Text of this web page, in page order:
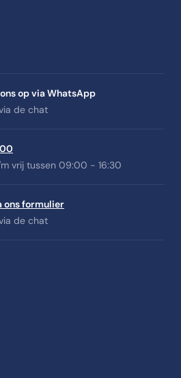
op via WhatsApp
de chat
vrij tussen 09:00 - 16:30
ons formulier
de chat